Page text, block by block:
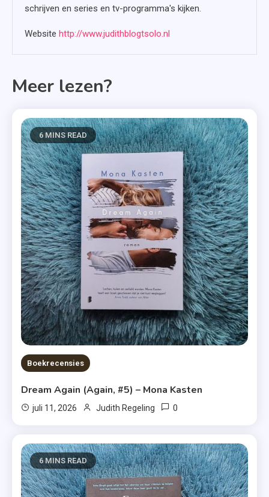
schrijven en series en tv-programma's kijken.
Website http://www.judithblogtsolo.nl
Meer lezen?
6 MINS READ
Boekrecensies
Dream Again (Again, #5) – Mona Kasten
juli 11, 2026 Judith Regeling 0
6 MINS READ